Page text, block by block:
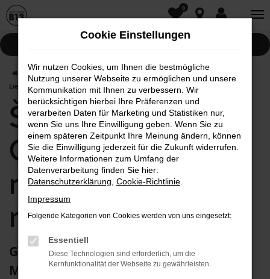
Zum
0
Škoda Gebrauchtwagen mit
Lieferservice nach Mainburg
Škoda
Gebrauchtwagen
mit Lieferservice
nach Mainburg
Günstig und zuverlässig mobil in
Mainburg mit dem Škoda
Cookie Einstellungen
Wir nutzen Cookies, um Ihnen die bestmögliche
Nutzung unserer Webseite zu ermöglichen und unsere
Kommunikation mit Ihnen zu verbessern. Wir
berücksichtigen hierbei Ihre Präferenzen und
verarbeiten Daten für Marketing und Statistiken nur,
wenn Sie uns Ihre Einwilligung geben. Wenn Sie zu
einem späteren Zeitpunkt Ihre Meinung ändern, können
Sie die Einwilligung jederzeit für die Zukunft widerrufen.
Weitere Informationen zum Umfang der
Datenverarbeitung finden Sie hier:
Datenschutzerklärung Cookie-Richtlinie
Impressum
Folgende Kategorien von Cookies werden von uns eingesetzt:
Essentiell
Diese Technologien sind erforderlich, um die
Kernfunktionalität der Webseite zu gewährleisten.